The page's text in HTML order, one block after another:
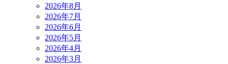
2026年8月
2026年7月
2026年6月
2026年5月
2026年4月
2026年3月